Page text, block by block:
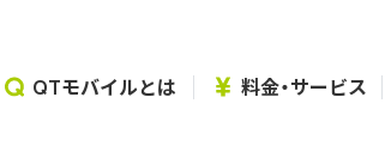
QTモバイルとは 料金・サービス